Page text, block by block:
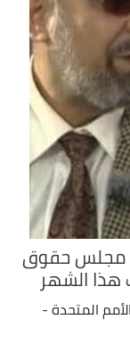
مجلس حقوق
هذا الشهر
المتحدة -